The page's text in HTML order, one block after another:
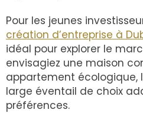
Pour les jeunes
création d’entreprise à
idéal pour explorer le
envisagiez une maison
appartement écologique,
large éventail de choix
préférences.